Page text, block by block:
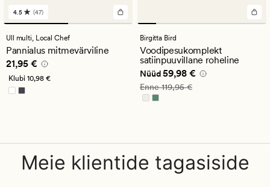
47
arvustust
keskmise
hinnanguga
4.5
4.5 (47)
Ull multi, Local Chef
Pannialus mitmevärviline
Pris_ee 21,95 €
21,95 €
Klubi 10,98 €
Birgitta Bird
Voodipesukomplekt
satiinpuuvillane roheline
Nåværende pris_ee
Nüüd59,98 €
Vanlig pris_ee
Enne119,95 €
Meie klientide tagasiside